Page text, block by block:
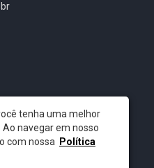
tenha uma melhor
navegar em nosso
com nossa
Política